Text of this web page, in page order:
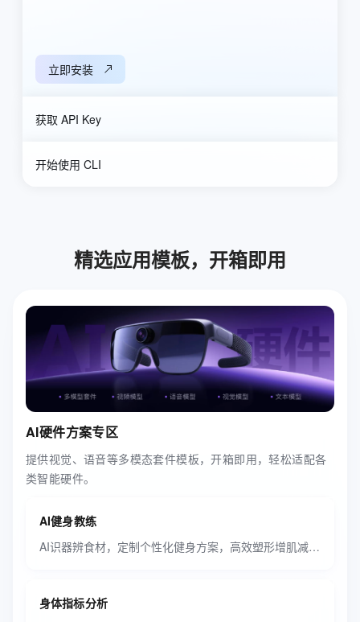
立即安装
获取 API Key
开始使用 CLI
精选应用模板，开箱即用
AI硬件方案专区
提供视觉、语音等多模态套件模板，开箱即用，轻松适配各
类智能硬件。
AI健身教练
AI识器辨食材，定制个性化健身方案，高效塑形增肌减脂。
身体指标分析